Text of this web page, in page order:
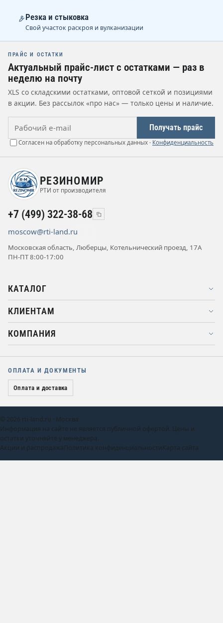
Резка и стыковка
Свой участок раскроя и вулканизации
ПРАЙС И ОСТАТКИ
Актуальный прайс-лист с остатками — раз в
неделю на почту
XLS со складскими остатками, оптовой сеткой и позициями
в акции. Без рассылок «про нас» — только цены и наличие.
Получать прайс
Согласен на обработку персональных данных · Конфиденциальность
РЕЗИНОМИР
РТИ от производителя
+7 (499) 322-38-68
moscow@rti-land.ru
Московская область, Люберцы, Котельнический проезд, 17А
ПН-ПТ 8:00-17:00
КАТАЛОГ
КЛИЕНТАМ
КОМПАНИЯ
ОПЛАТА И ДОКУМЕНТЫ
Оплата и доставка
© 2026 rti-land.ru · Москва
Информация на сайте не является публичной офертой. Цены и
остатки уточняйте у менеджера.
Акции и распродажаПолитика конфиденциальностиКарта сайта